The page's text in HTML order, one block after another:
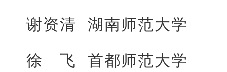
谢资清 湖南师范大学
徐 飞 首都师范大学